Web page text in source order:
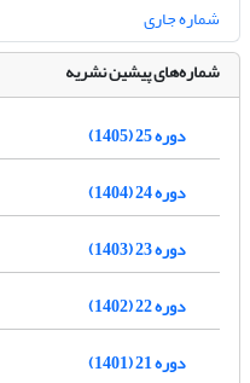
شماره جاری
شماره‌های پیشین نشریه
دوره 25 (1405)
دوره 24 (1404)
دوره 23 (1403)
دوره 22 (1402)
دوره 21 (1401)